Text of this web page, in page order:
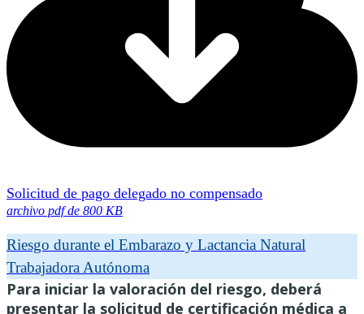
Solicitud de pago delegado no compensado
archivo pdf de 800 KB
Riesgo durante el Embarazo y Lactancia Natural
Trabajadora Autónoma
Para iniciar la valoración del riesgo, deberá
presentar la solicitud de certificación médica a